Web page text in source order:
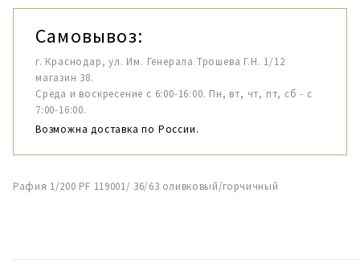
Самовывоз:
г. Краснодар, ул. Им. Генерала Трошева Г.Н. 1/12
магазин 38.
Среда и воскресение с 6:00-16:00. Пн, вт, чт, пт, сб - с
7:00-16:00.
Возможна доставка по России.
Рафия 1/200 PF 119001/ 36/63 оливковый/горчичный